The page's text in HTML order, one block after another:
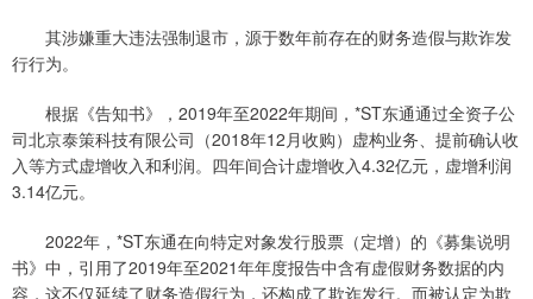
其涉嫌重大违法强制退市，源于数年前存在的财务造假与欺诈发
行行为。
根据《告知书》，2019年至2022年期间，*ST东通通过全资子公
司北京泰策科技有限公司（2018年12月收购）虚构业务、提前确认收
入等方式虚增收入和利润。四年间合计虚增收入4.32亿元，虚增利润
3.14亿元。
2022年，*ST东通在向特定对象发行股票（定增）的《募集说明
书》中，引用了2019年至2021年年度报告中含有虚假财务数据的内
容，这不仅延续了财务造假行为，还构成了欺诈发行。而被认定为欺